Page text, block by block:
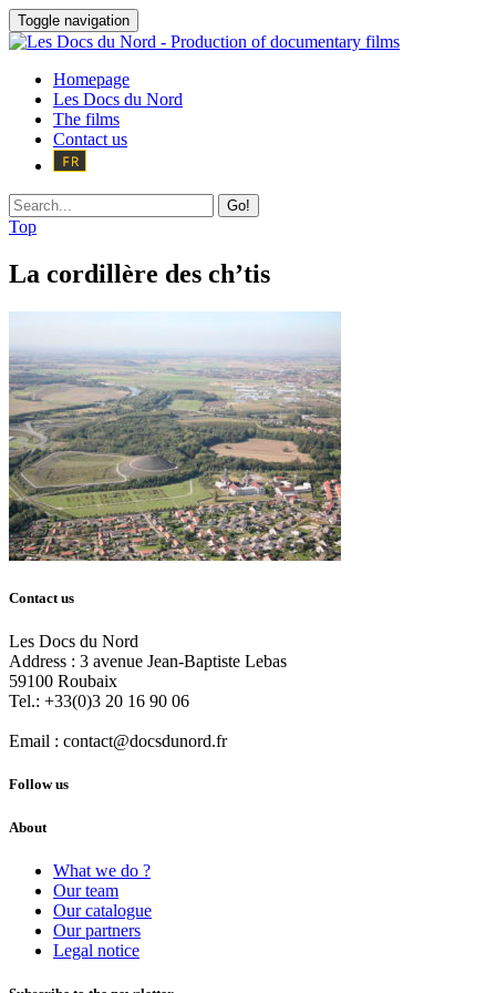
Toggle navigation
Homepage
Les Docs du Nord
The films
Contact us
Go!
Top
La cordillère des ch’tis
Contact us
Les Docs du Nord
Address : 3 avenue Jean-Baptiste Lebas
59100 Roubaix
Tel.: +33(0)3 20 16 90 06
Email : contact@docsdunord.fr
Follow us
About
What we do ?
Our team
Our catalogue
Our partners
Legal notice